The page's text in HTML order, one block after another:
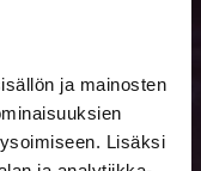
ja mainosten
Lisäksi